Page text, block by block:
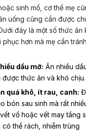
sinh mổ, cơ thể mẹ
uống cũng cần được
đây là một số thức ăn
phục hơn mà mẹ cần tránh
dầu mỡ: Ăn nhiều
được thức ăn và khó chịu.
quá khô, ít rau, canh:
bón sau sinh mà rất
vổ hoặc vết may tầng
thể rách, nhiễm trùng